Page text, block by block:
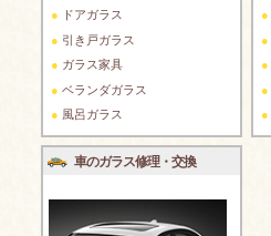
ドアガラス
引き戸ガラス
ガラス家具
ベランダガラス
風呂ガラス
車のガラス修理・交換